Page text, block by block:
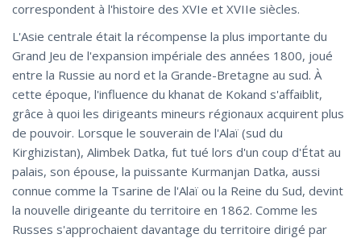
correspondent à l'histoire des XVIe et XVIIe siècles.
L'Asie centrale était la récompense la plus importante du
Grand Jeu de l'expansion impériale des années 1800, joué
entre la Russie au nord et la Grande-Bretagne au sud. À
cette époque, l'influence du khanat de Kokand s'affaiblit,
grâce à quoi les dirigeants mineurs régionaux acquirent plus
de pouvoir. Lorsque le souverain de l'Alaï (sud du
Kirghizistan), Alimbek Datka, fut tué lors d'un coup d'État au
palais, son épouse, la puissante Kurmanjan Datka, aussi
connue comme la Tsarine de l'Alaï ou la Reine du Sud, devint
la nouvelle dirigeante du territoire en 1862. Comme les
Russes s'approchaient davantage du territoire dirigé par